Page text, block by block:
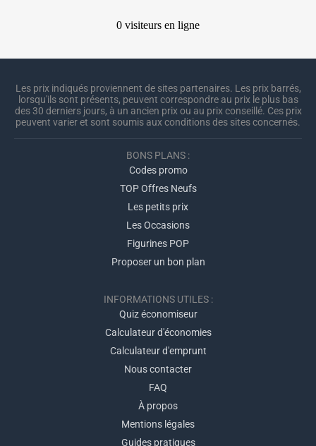
Les prix indiqués proviennent de sites partenaires. Les prix barrés,
lorsqu'ils sont présents, peuvent correspondre au prix le plus bas
des 30 derniers jours, à un ancien prix ou au prix conseillé. Ces prix
peuvent varier et sont soumis aux conditions des sites concernés.
BONS PLANS :
Codes promo
TOP Offres Neufs
Les petits prix
Les Occasions
Figurines POP
Proposer un bon plan
INFORMATIONS UTILES :
Quiz économiseur
Calculateur d'économies
Calculateur d'emprunt
Nous contacter
FAQ
À propos
Mentions légales
Guides pratiques